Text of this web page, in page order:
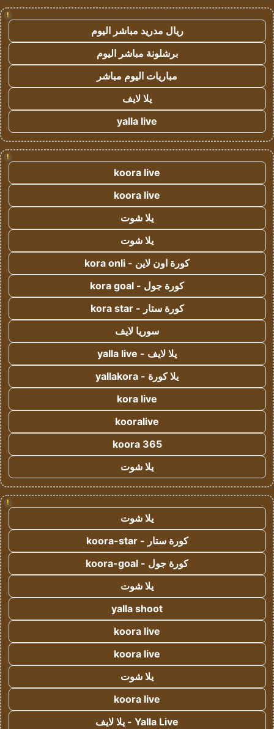
!
ريال مدريد مباشر اليوم
برشلونة مباشر اليوم
مباريات اليوم مباشر
يلا لايف
yalla live
!
koora live
koora live
يلا شوت
يلا شوت
كورة اون لاين - kora onli
كورة جول - kora goal
كورة ستار - kora star
سوريا لايف
يلا لايف - yalla live
يلا كورة - yallakora
kora live
kooralive
koora 365
يلا شوت
!
يلا شوت
كورة ستار - koora-star
كورة جول - koora-goal
يلا شوت
yalla shoot
koora live
koora live
يلا شوت
koora live
Yalla Live - يلا لايف